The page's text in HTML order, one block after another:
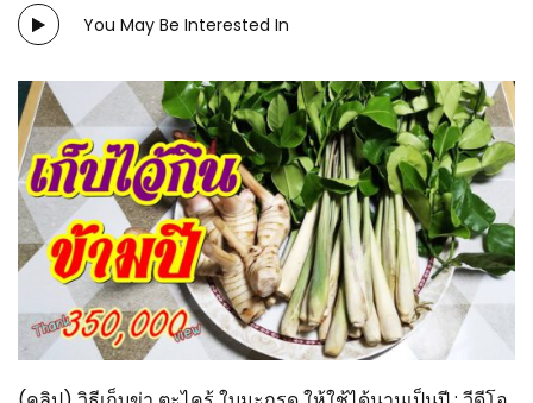
You May Be Interested In